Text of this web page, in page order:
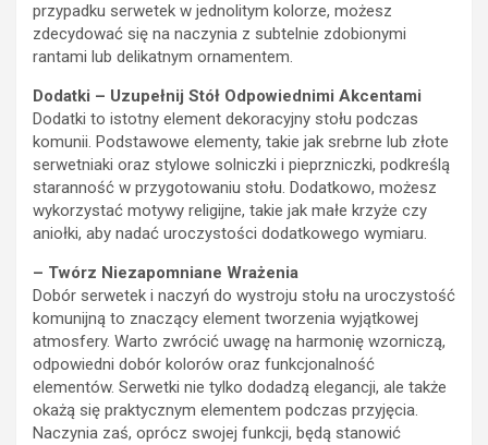
przypadku serwetek w jednolitym kolorze, możesz
zdecydować się na naczynia z subtelnie zdobionymi
rantami lub delikatnym ornamentem.
Dodatki – Uzupełnij Stół Odpowiednimi Akcentami
Dodatki to istotny element dekoracyjny stołu podczas
komunii. Podstawowe elementy, takie jak srebrne lub złote
serwetniaki oraz stylowe solniczki i pieprzniczki, podkreślą
staranność w przygotowaniu stołu. Dodatkowo, możesz
wykorzystać motywy religijne, takie jak małe krzyże czy
aniołki, aby nadać uroczystości dodatkowego wymiaru.
– Twórz Niezapomniane Wrażenia
Dobór serwetek i naczyń do wystroju stołu na uroczystość
komunijną to znaczący element tworzenia wyjątkowej
atmosfery. Warto zwrócić uwagę na harmonię wzorniczą,
odpowiedni dobór kolorów oraz funkcjonalność
elementów. Serwetki nie tylko dodadzą elegancji, ale także
okażą się praktycznym elementem podczas przyjęcia.
Naczynia zaś, oprócz swojej funkcji, będą stanowić